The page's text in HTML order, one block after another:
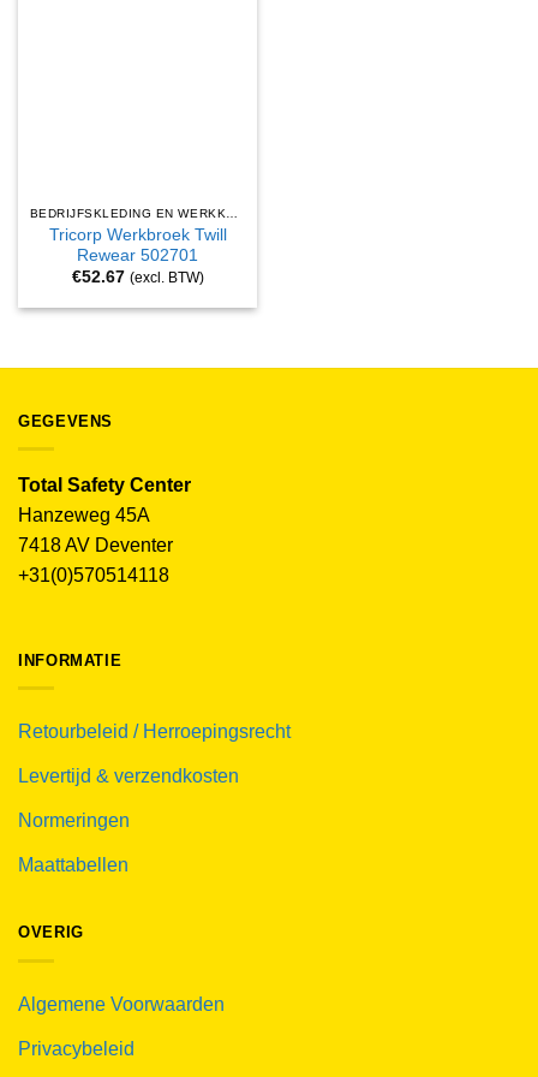
Tricorp Werkbroek Twill
Rewear 502701
€52.67 (excl. BTW)
GEGEVENS
Total Safety Center
Hanzeweg 45A
7418 AV Deventer
+31(0)570514118
INFORMATIE
Retourbeleid / Herroepingsrecht
Levertijd & verzendkosten
Normeringen
Maattabellen
OVERIG
Algemene Voorwaarden
Privacybeleid